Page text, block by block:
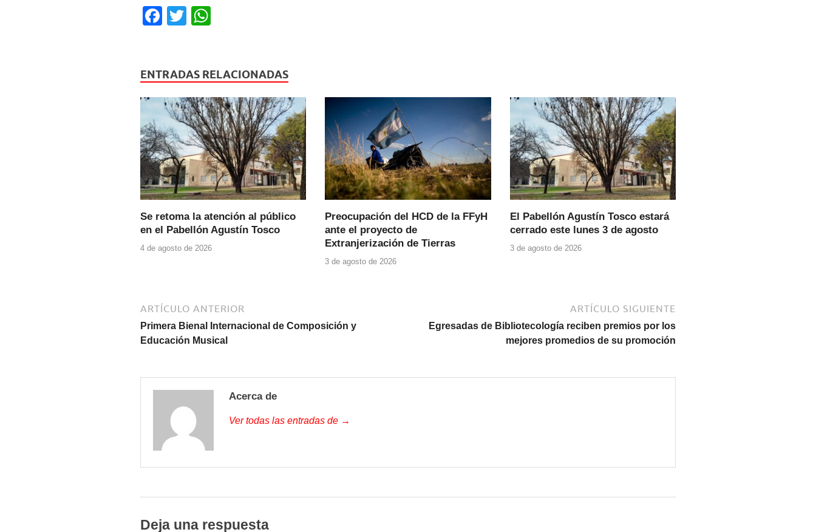
F
e
b
o
o
k
T
er s
A
p
p
ENTRADAS RELACIONADAS
Se retoma la atención al público
en el Pabellón Agustín Tosco
4 de agosto de 2026
Preocupación del HCD de la FFyH
ante el proyecto de
Extranjerización de Tierras
3 de agosto de 2026
El Pabellón Agustín Tosco estará
cerrado este lunes 3 de agosto
3 de agosto de 2026
ARTÍCULO ANTERIOR
Primera Bienal Internacional de Composición y
Educación Musical
ARTÍCULO SIGUIENTE
Egresadas de Bibliotecología reciben premios por los
mejores promedios de su promoción
Acerca de
Ver todas las entradas de →
Deja una respuesta